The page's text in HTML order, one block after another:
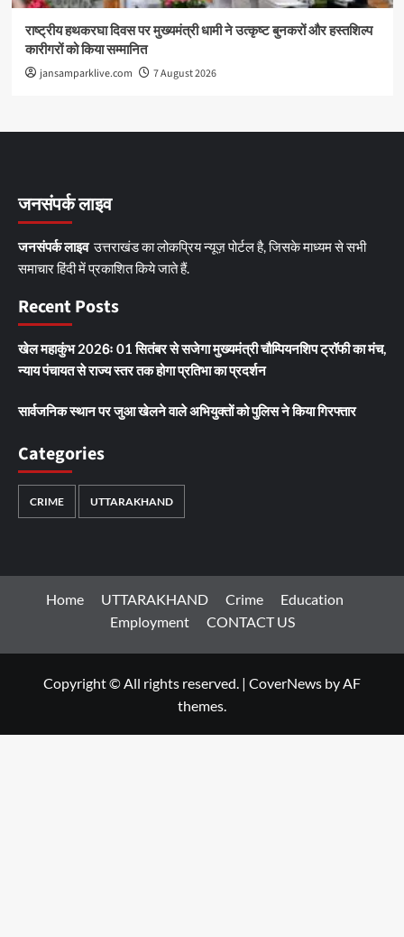
राष्ट्रीय हथकरघा दिवस पर मुख्यमंत्री धामी ने उत्कृष्ट बुनकरों और हस्तशिल्प
कारीगरों को किया सम्मानित
jansamparklive.com 7 August 2026
जनसंपर्क लाइव
जनसंपर्क लाइवउत्तराखंड का लोकप्रिय न्यूज़ पोर्टल है, जिसके माध्यम से सभी
समाचार हिंदी में प्रकाशित किये जाते हैं.
Recent Posts
खेल महाकुंभ 2026ः 01 सितंबर से सजेगा मुख्यमंत्री चौम्पियनशिप ट्रॉफी का मंच,
न्याय पंचायत से राज्य स्तर तक होगा प्रतिभा का प्रदर्शन
सार्वजनिक स्थान पर जुआ खेलने वाले अभियुक्तों को पुलिस ने किया गिरफ्तार
Categories
CRIME UTTARAKHAND
Home UTTARAKHAND Crime
Education
Employment
CONTACT US
Copyright © All rights reserved. | CoverNews by AF
themes.